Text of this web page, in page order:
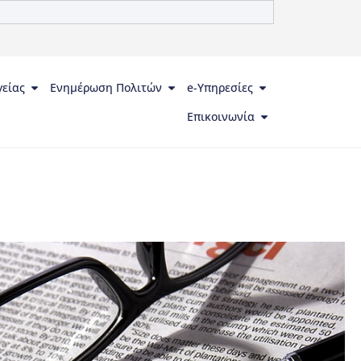
Ενημέρωση Πολιτών
e-Υπηρεσίες
Επικοινωνία